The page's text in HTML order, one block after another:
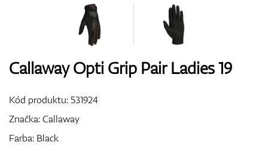
Callaway Opti Grip Pair Ladies 19
Kód produktu:531924
Značka:Callaway
Farba: Black